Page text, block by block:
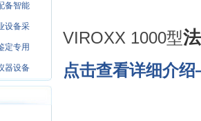
备智能
设备采
定专用
器设备
VIROXX 1000型
点击查看详细介